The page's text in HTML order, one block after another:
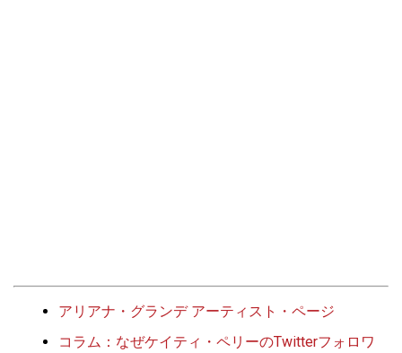
アリアナ・グランデ アーティスト・ページ
コラム：なぜケイティ・ペリーのTwitterフォロワ